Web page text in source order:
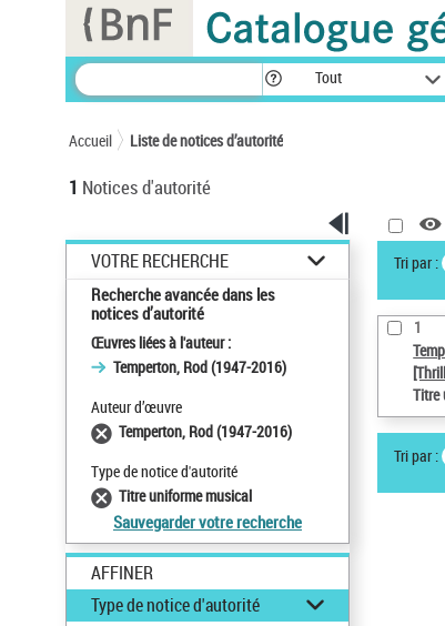
Tout
Accueil Liste de notices d’autorité
1 Notices d'autorité
VOTRE RECHERCHE
Recherche avancée dans les
notices d’autorité
Œuvres liées à l'auteur :
Temperton, Rod (1947-2016)
Auteur d’œuvre
Temperton, Rod (1947-2016)
Type de notice d'autorité
Titre uniforme musical
Sauvegarder votre recherche
AFFINER
Type de notice d'autorité
Tri par :
1
Titre
Tri par :
Panneau de gestion des cookies